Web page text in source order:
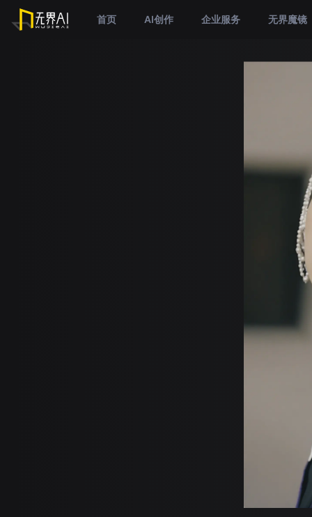
首页 AI创作 企业服务 无界魔镜